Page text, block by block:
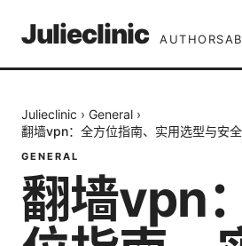
Julieclinic AUTHORS
Julieclinic › General ›
翻墙vpn：全方位指南、实用选型与安
GENERAL
翻墙vpn